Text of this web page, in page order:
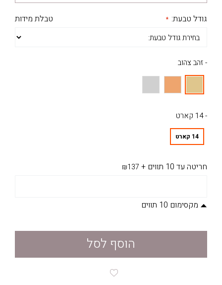
טבלת מידות גודל טבעת:
- זהב צהוב
- 14 קארט
14 קארט
חריטה עד 10 תווים +
₪137
מקסימום 10 תווים
הוסף לסל